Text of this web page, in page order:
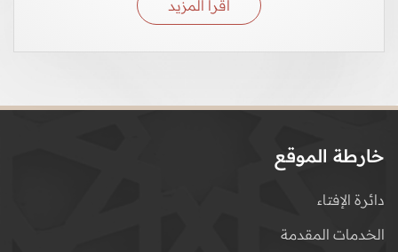
اقرأ المزيد
خارطة الموقع
دائرة الإفتاء
الخدمات المقدمة